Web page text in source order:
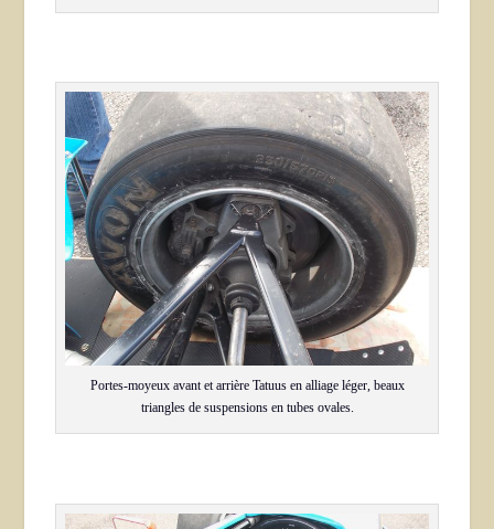
Portes-moyeux avant et arrière Tatuus en alliage léger, beaux
triangles de suspensions en tubes ovales.